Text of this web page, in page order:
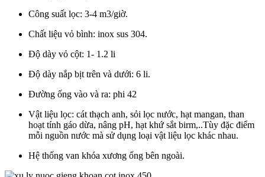
Công suất lọc: 3-4 m3/giờ.
Chất liệu vỏ bình: inox sus 304.
Độ dày vỏ cột: 1- 1.2 li
Độ dày nắp bịt trên và dưới: 6 li.
Đường ống vào và ra: phi 42
Vật liệu lọc: cát thạch anh, sỏi lọc nước, hạt mangan, than
hoạt tính gáo dừa, nâng pH, hạt khứ sắt birm,..Tùy đặc điểm
mỗi nguồn nước mà sử dụng loại vật liệu lọc khác nhau.
Hệ thống van khóa xương ống bên ngoài.